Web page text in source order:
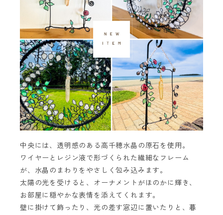
中央には、透明感のある高千穂水晶の原石を使用。
ワイヤーとレジン液で形づくられた繊細なフレーム
が、水晶のまわりをやさしく包み込みます。
太陽の光を受けると、オーナメントがほのかに輝き、
お部屋に穏やかな表情を添えてくれます。
壁に掛けて飾ったり、光の差す窓辺に置いたりと、暮